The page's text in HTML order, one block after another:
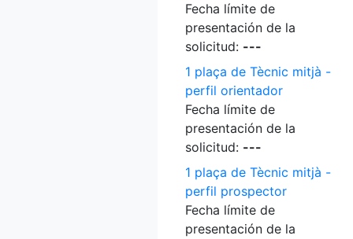
Fecha límite de
presentación de la
solicitud: ---
1 plaça de Tècnic mitjà -
perfil orientador
Fecha límite de
presentación de la
solicitud: ---
1 plaça de Tècnic mitjà -
perfil prospector
Fecha límite de
presentación de la